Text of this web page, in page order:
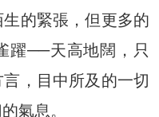
的緊張，但更多的
躍──天高地闊，只
，目中所及的一切
氣息。